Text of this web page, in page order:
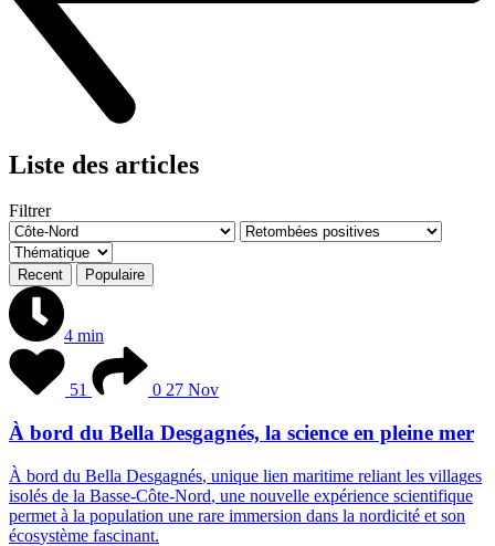
Liste des articles
Filtrer
Recent Populaire
4 min
51 0 27 Nov
À bord du Bella Desgagnés, la science en pleine mer
À bord du Bella Desgagnés, unique lien maritime reliant les villages
isolés de la Basse-Côte-Nord, une nouvelle expérience scientifique
permet à la population une rare immersion dans la nordicité et son
écosystème fascinant.